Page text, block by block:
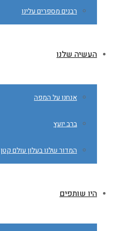
רבנים מספרים עלינו
העשיה שלנו
אנחנו על המפה
ברב יועץ
המדור שלנו בעלון עולם קטן
היו שותפים